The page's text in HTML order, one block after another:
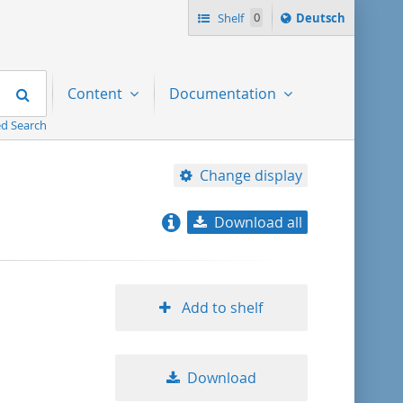
Shelf 0
Sprache
ï¿½ndern
Deutsch
Search
Search
Content Documentation
Change display
title ascending
Download all
Add to shelf
Download